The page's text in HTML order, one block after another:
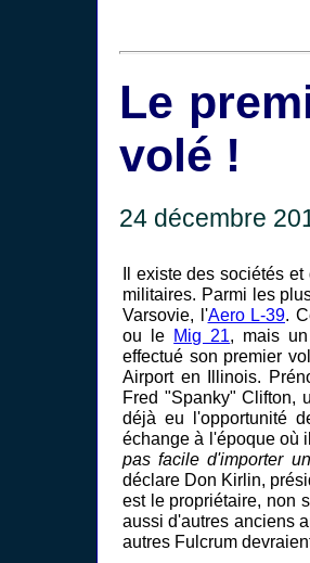
Le
volé !
24 décembre
Il existe des sociétés
militaires. Parmi les
Varsovie, l'Aero L-39.
ou le Mig 21, mais un
effectué son premier
Airport en Illinois.
Fred "Spanky" Clifton,
déjà eu l'opportunité
échange à l'époque où
pas facile d'importer
déclare Don Kirlin,
est le propriétaire, non
aussi d'autres anciens
autres Fulcrum